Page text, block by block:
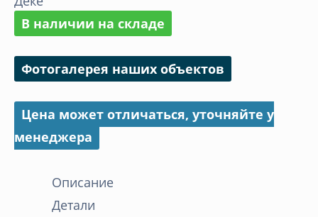
Серия
Драгон
Standard
В наличии на складе
Фотогалерея наших объектов
Цена может отличаться, уточняйте у
менеджера
Описание
Детали